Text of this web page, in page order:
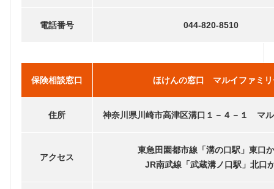
電話番号 044-820-8510
保険相談窓口 ほけんの窓口 マルイファミリ
住所 神奈川県川崎市高津区溝口１－４－１ マ
アクセス
東急田園都市線「溝の口駅」東口
JR南武線「武蔵溝ノ口駅」北口